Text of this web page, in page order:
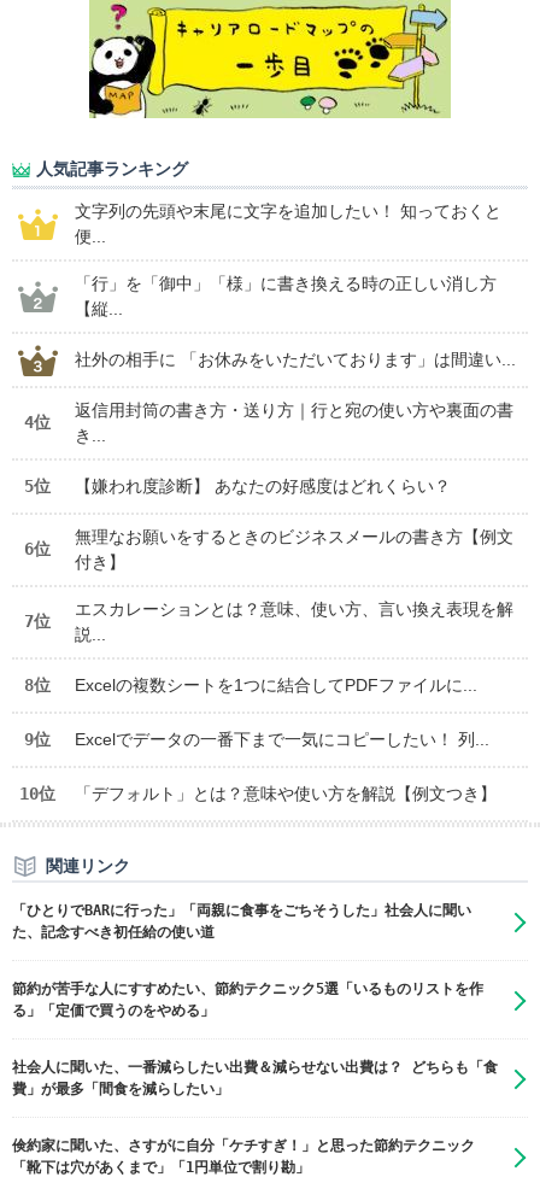
人気記事ランキング
文字列の先頭や末尾に文字を追加したい！ 知っておくと
便...
「行」を「御中」「様」に書き換える時の正しい消し方
【縦...
社外の相手に 「お休みをいただいております」は間違い...
4位
返信用封筒の書き方・送り方｜行と宛の使い方や裏面の書
き...
5位 【嫌われ度診断】 あなたの好感度はどれくらい？
6位
無理なお願いをするときのビジネスメールの書き方【例文
付き】
7位
エスカレーションとは？意味、使い方、言い換え表現を解
説...
8位 Excelの複数シートを1つに結合してPDFファイルに...
9位 Excelでデータの一番下まで一気にコピーしたい！ 列...
10位 「デフォルト」とは？意味や使い方を解説【例文つき】
関連リンク
「ひとりでBARに行った」「両親に食事をごちそうした」社会人に聞い
た、記念すべき初任給の使い道
節約が苦手な人にすすめたい、節約テクニック5選「いるものリストを作
る」「定価で買うのをやめる」
社会人に聞いた、一番減らしたい出費＆減らせない出費は？ どちらも「食
費」が最多「間食を減らしたい」
倹約家に聞いた、さすがに自分「ケチすぎ！」と思った節約テクニック
「靴下は穴があくまで」「1円単位で割り勘」